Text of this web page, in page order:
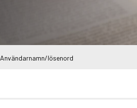
Användarnamn/lösenord